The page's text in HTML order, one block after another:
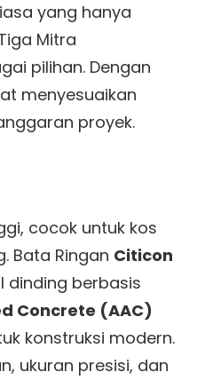
yang hanya
Mitra
pilihan. Dengan
menyesuaikan
proyek.
cocok untuk kos
Bata Ringan Citicon
dinding berbasis
Concrete (AAC)
konstruksi modern.
ukuran presisi, dan